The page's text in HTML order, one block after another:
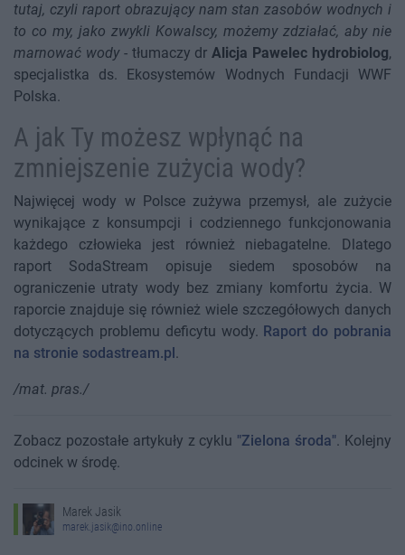
tutaj, czyli raport obrazujący nam stan zasobów wodnych i
to co my, jako zwykli Kowalscy, możemy zdziałać, aby nie
marnować wody- tłumaczy drAlicja Pawelec hydrobiolog,
specjalistka ds. Ekosystemów Wodnych Fundacji WWF
Polska.
A jak Ty możesz wpłynąć na
zmniejszenie zużycia wody?
Najwięcej wody w Polsce zużywa przemysł, ale zużycie
wynikające z konsumpcji i codziennego funkcjonowania
każdego człowieka jest również niebagatelne. Dlatego
raport SodaStream opisuje siedem sposobów na
ograniczenie utraty wody bez zmiany komfortu życia. W
raporcie znajduje się również wiele szczegółowych danych
dotyczących problemu deficytu wody. Raport do pobrania
na stronie sodastream.pl.
/mat. pras./
Zobacz pozostałe artykuły z cyklu "Zielona środa". Kolejny
odcinek w środę.
Marek Jasik
marek.jasik@ino.online